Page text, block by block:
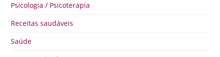
Psicologia / Psicoterapia
Receitas saudáveis
Saúde